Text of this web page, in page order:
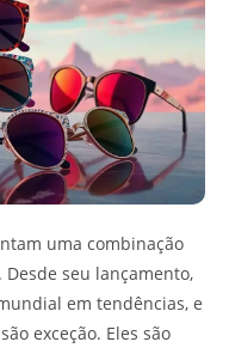
uma combinação
seu lançamento,
em tendências, e
exceção. Eles são